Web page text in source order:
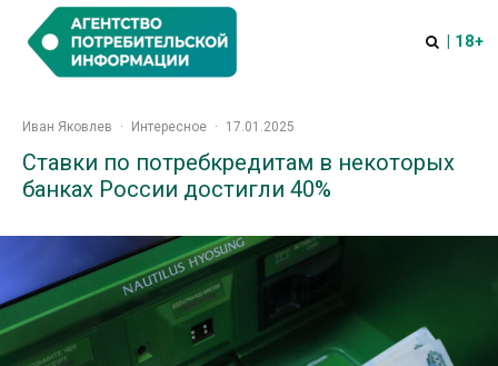
| 18+
Иван Яковлев · Интересное · 17.01.2025
Ставки по потребкредитам в некоторых
банках России достигли 40%